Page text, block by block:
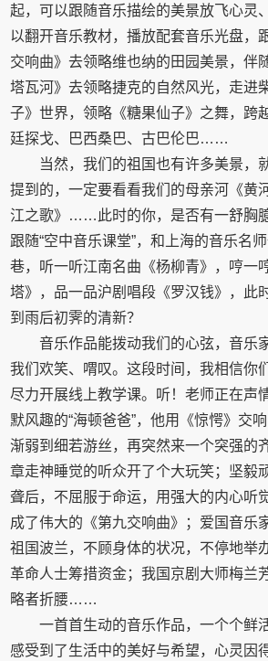
起，可以跟随音乐描绘的美景放飞心灵
以翻开音乐教材，播放配套音乐光盘，
交响曲》去领略维也纳的田园美景，伴
塔瓦河》去领略捷克的自然风光，走进
子》世界，领略《糖果仙子》之舞，跨
廷探戈、巴西桑巴、古巴伦巴……
当然，我们的祖国也有许多美景，
提到的，一定要看看我们的母亲河《黄
江之歌》……此时的你，是否有一舒胸
跟随“空中音乐课堂”，和上海的音乐名
巷，听一听江南名曲《杨柳青》，哼一
塔》，品一品沪剧唱段《罗汉钱》，此
到雨后初霁的清新？
音乐作品能拨动我们的心弦，音乐
我们欢笑、喟叹。这段时间，我相信你
尽力开展线上教学课。听！老师正在声
默风趣的“海顿爸爸”，他用《惊愕》交
渐弱到细若游丝，再突然来一个突强的
章走神睡觉的听众开了个大玩笑；坚毅
聋后，不屈服于命运，用强大的内心听
成了伟大的《第九交响曲》；爱国音乐
祖国波兰，不顾身体的状况，不停地举
革命人士筹措资金；我国京剧大师梅兰
略者折腰……
一首首生动的音乐作品，一个个鲜
感受到了生活中的美好与希望，心灵因